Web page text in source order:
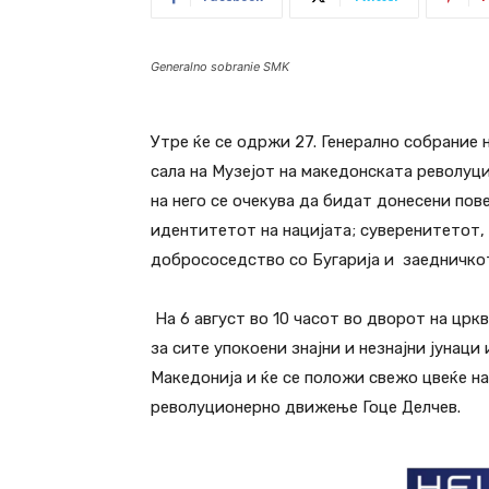
Generalno sobranie SMK
Утре ќе се одржи 27. Генерално
сала на Музејот на македонската
на него се очекува да бидат донесени
идентитетот на нацијата;
добрососедство со Бугарија и
На 6 август во 10 часот во дворот на
за сите упокоени знајни и незнајни
Македонија и ќе се положи свежо цвеќе
револуционерно движење Гоце Делчев.